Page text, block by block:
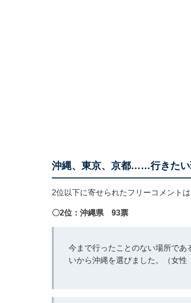
沖縄、東京、京都……行きたい
2位以下に寄せられたフリーコメントは
〇2位：沖縄県 93票
今まで行ったことのない場所であ
いから沖縄を選びました。（女